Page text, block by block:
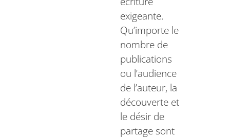
exigeante.
Qu’importe le
nombre de
publications
ou l’audience
de l’auteur, la
découverte et
le désir de
partage sont